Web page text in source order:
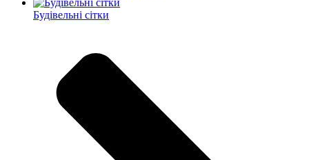
Будівельні сітки